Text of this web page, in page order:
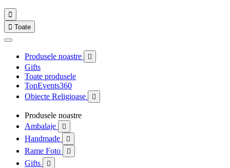

 Toate
Produsele noastre 
Gifts
Toate produsele
TopEvents360
Obiecte Religioase

Produsele noastre
Ambalaje

Handmade 
Rame Foto 
Gifts 